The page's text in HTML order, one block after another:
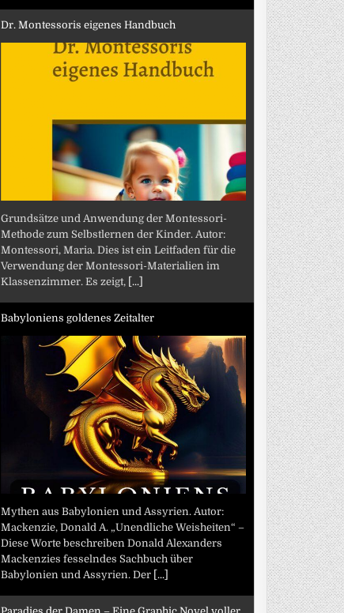
Dr. Montessoris eigenes Handbuch
Grundsätze und Anwendung der Montessori-
Methode zum Selbstlernen der Kinder. Autor:
Montessori, Maria. Dies ist ein Leitfaden für die
Verwendung der Montessori-Materialien im
Klassenzimmer. Es zeigt, [...]
Babyloniens goldenes Zeitalter
Mythen aus Babylonien und Assyrien. Autor:
Mackenzie, Donald A. „Unendliche Weisheiten“ –
Diese Worte beschreiben Donald Alexanders
Mackenzies fesselndes Sachbuch über
Babylonien und Assyrien. Der [...]